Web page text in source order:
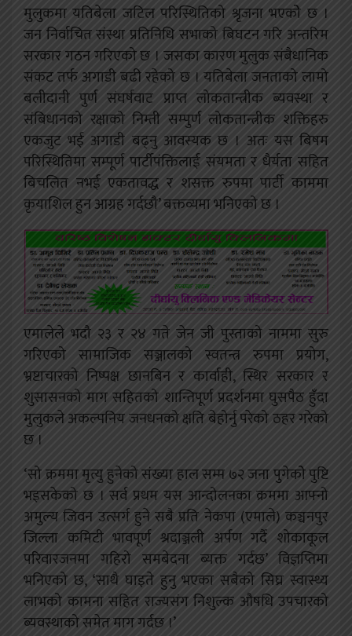
मुलुकमा यतिबेला जटिल परिस्थितिको श्रृजना भएकोे छ ।
जन निर्वाचित संस्था प्रतिनिधि सभाको बिघटन गरि अन्तरिम
सरकार गठन गरिएको छ । जसका कारण मुलुक संबैधानिक
संकट तर्फ अगाडी बढी रहेको छ । यतिबेला जनताको लामो
बलीदानी पुर्ण संघर्षवाट प्राप्त लोकतान्त्रीक ब्यवस्था र
संबिधानको रक्षाको निम्ती सम्पुर्ण लोकतान्त्रीक शक्तिहरु
एकजुट भई अगाडी बढ्नु आवस्यक छ । अतः यस बिषम
परिस्थितिमा सम्पूर्ण पार्टीपंक्तिलाई संयमता र धैर्यता सहित
बिचलित नभई एकतावद्ध र शसक्त रुपमा पार्टी काममा
कृयाशिल हुन आग्रह गर्दछौ’ बक्तव्यमा भनिएको छ ।
एमालेले भदौ २३ र २४ गते जेन जी पुस्ताको नाममा सुरु
गरिएको सामाजिक सञ्जालको स्वतन्त्र रुपमा प्रयोग,
भ्रष्टाचारको निष्पक्ष छानबिन र कार्वाही, स्थिर सरकार र
शुसासनको माग सहितको शान्तिपूर्ण प्रदर्शनमा घुसपैठ हुँदा
मुलुकले अकल्पनिय जनधनको क्षति बेहोर्नु परेको ठहर गरेको
छ ।
‘सो क्रममा मृत्यु हुनेको संख्या हाल सम्म ७२ जना पुगेकोे पुष्टि
भइसकेको छ । सर्व प्रथम यस आन्दोलनका क्रममा आफ्नो
अमुल्य जिवन उत्सर्ग हुने सबै प्रति नेकपा (एमाले) कञ्चनपुर
जिल्ला कमिटी भावपूर्ण श्रदाञ्जली अर्पण गर्दै शोकाकूल
परिवारजनमा गहिरो समबेदना ब्यक्त गर्दछ’ विज्ञप्तिमा
भनिएको छ, ‘साथै घाइते हुनु भएका सबैको सिघ्र स्वास्थ्य
लाभको कामना सहित राज्यसंग निशुल्क औषधि उपचारको
ब्यवस्थाको समेत माग गर्दछ ।’